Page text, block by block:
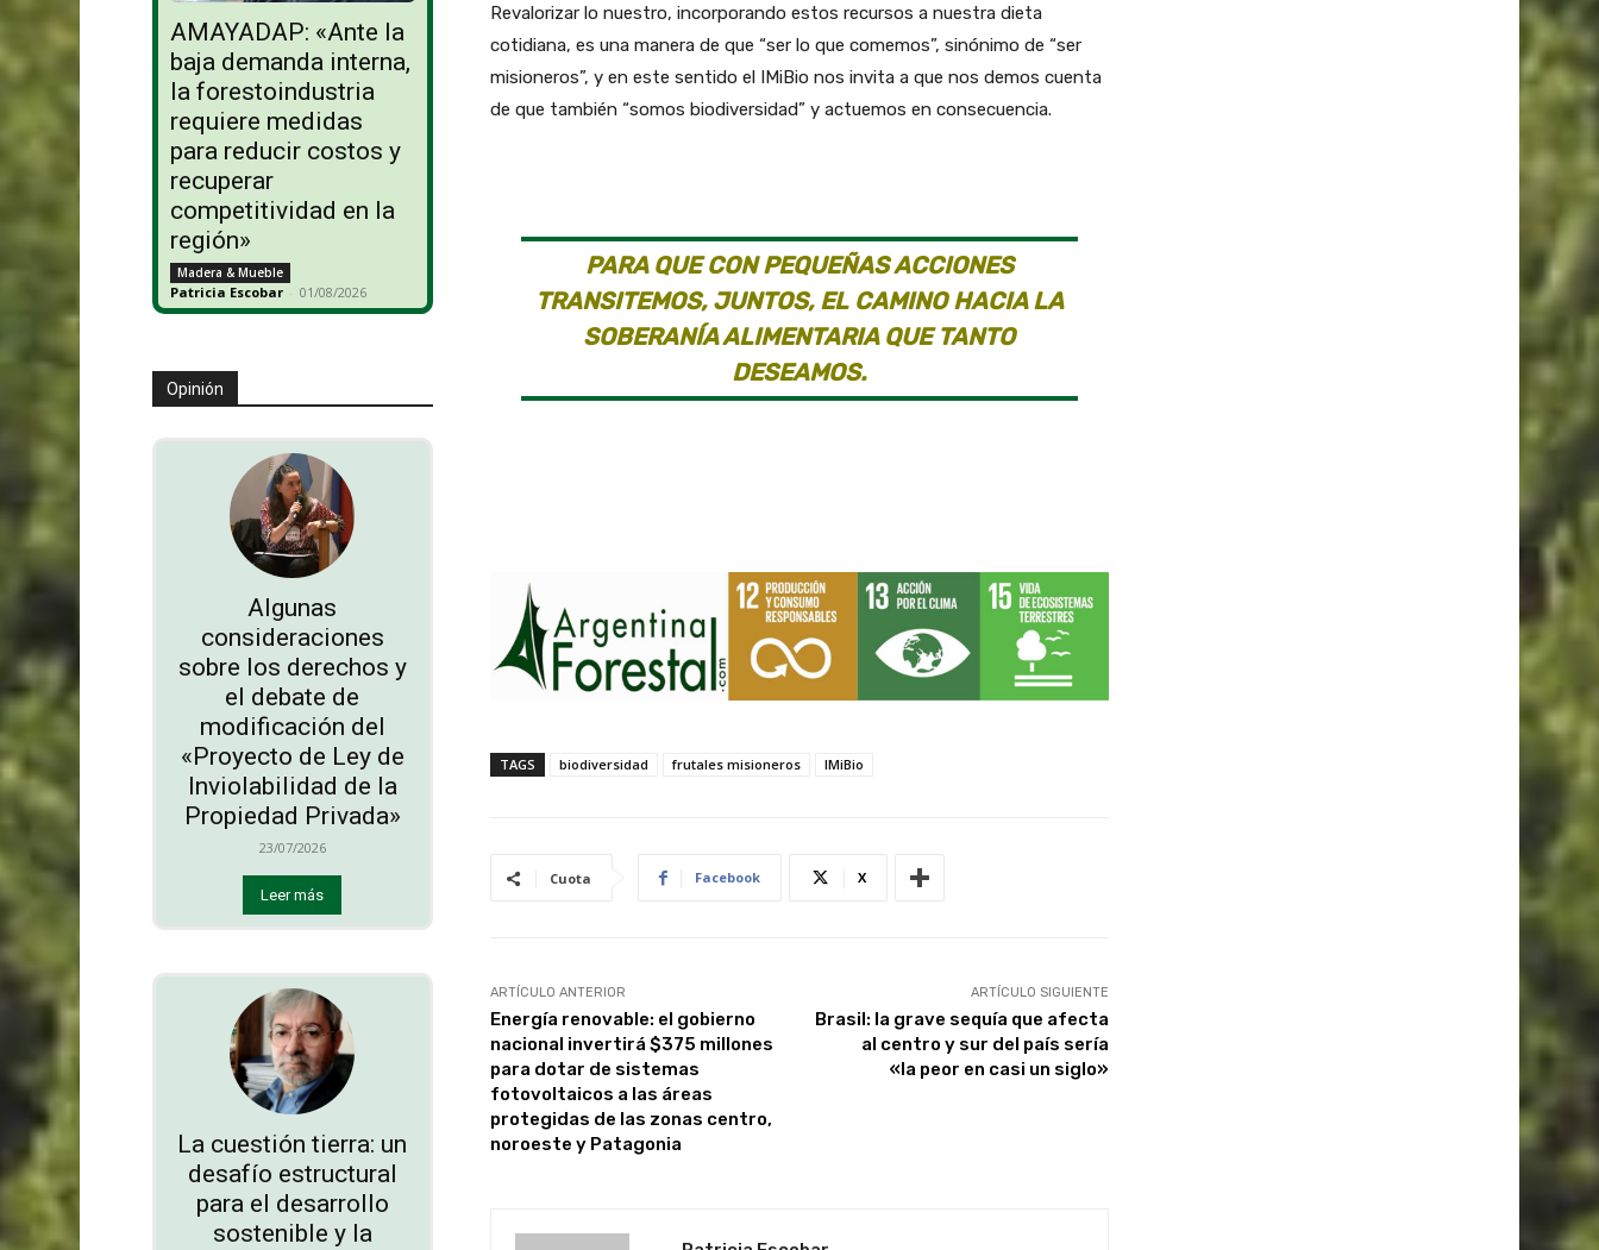
AMAYADAP: «Ante la
baja demanda interna,
la forestoindustria
requiere medidas
para reducir costos y
recuperar
competitividad en la
región»
Madera & Mueble
Patricia Escobar - 01/08/2026
Opinión
Algunas
consideraciones
sobre los derechos y
el debate de
modificación del
«Proyecto de Ley de
Inviolabilidad de la
Propiedad Privada»
23/07/2026
Leer más
La cuestión tierra: un
desafío estructural
para el desarrollo
sostenible y la
Revalorizar lo nuestro, incorporando estos recursos a nuestra dieta
cotidiana, es una manera de que “ser lo que comemos”, sinónimo de “ser
misioneros”, y en este sentido el IMiBio nos invita a que nos demos cuenta
de que también “somos biodiversidad” y actuemos en consecuencia.
PARA QUE CON PEQUEÑAS ACCIONES
TRANSITEMOS, JUNTOS, EL CAMINO HACIA LA
SOBERANÍA ALIMENTARIA QUE TANTO
DESEAMOS.
TAGS biodiversidad frutales misioneros IMiBio
Cuota Facebook X
ARTÍCULO ANTERIOR
Energía renovable: el gobierno
nacional invertirá $375 millones
para dotar de sistemas
fotovoltaicos a las áreas
protegidas de las zonas centro,
noroeste y Patagonia
ARTÍCULO SIGUIENTE
Brasil: la grave sequía que afecta
al centro y sur del país sería
«la peor en casi un siglo»